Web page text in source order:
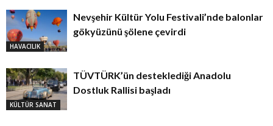
HAVACILIK
Nevşehir Kültür Yolu Festivali’nde balonlar
gökyüzünü şölene çevirdi
KÜLTÜR SANAT
TÜVTÜRK’ün desteklediği Anadolu
Dostluk Rallisi başladı